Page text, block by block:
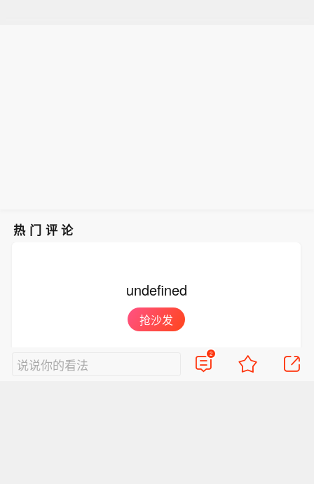
热门评论
undefined
抢沙发
说说你的看法
2